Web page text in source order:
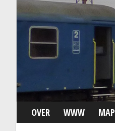
OVER WWW MAP